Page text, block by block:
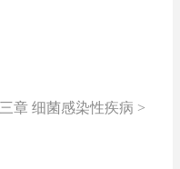
章 细菌感染性疾病 >